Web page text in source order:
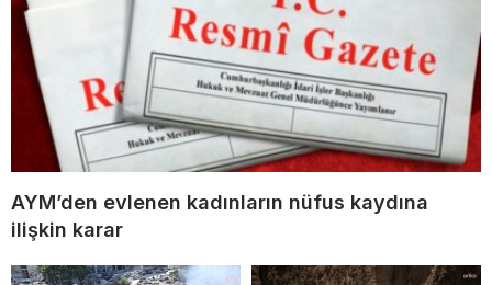
AYM’den evlenen kadınların nüfus kaydına
ilişkin karar